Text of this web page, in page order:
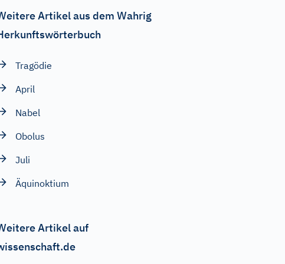
Artikel aus dem Wahrig
Tragödie
April
Nabel
Obolus
Juli
Äquinoktium
Artikel auf